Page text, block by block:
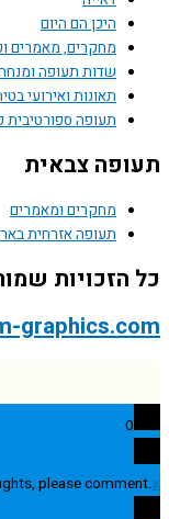
היכן הם היום
מחקרים, מאמרים וכתבות
שדות תעופה ומנחתים
תאונות ואירועי בטיחות
תעופה ספורטיבית קלה
צבאית
מחקרים ומאמרים
תעופה אזרחית בארץ
thoughts, please